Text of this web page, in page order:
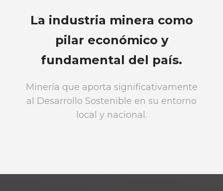
La industria minera como
pilar económico y
fundamental del país.
Minería que aporta significativamente
al Desarrollo Sostenible en su entorno
local y nacional.